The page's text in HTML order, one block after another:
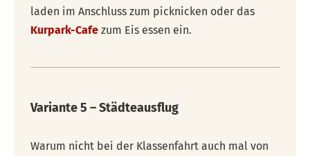
laden im Anschluss zum picknicken oder das
Kurpark-Cafe zum Eis essen ein.
Variante 5 – Städteausflug
Warum nicht bei der Klassenfahrt auch mal von